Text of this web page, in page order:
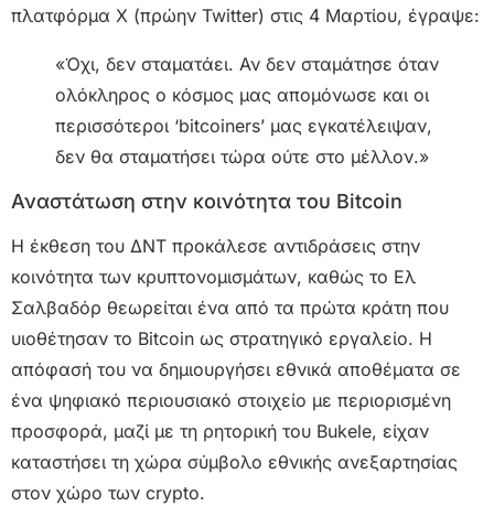
πλατφόρμα X (πρώην Twitter) στις 4 Μαρτίου, έγραψε:
«Όχι, δεν σταματάει. Αν δεν σταμάτησε όταν
ολόκληρος ο κόσμος μας απομόνωσε και οι
περισσότεροι ‘bitcoiners’ μας εγκατέλειψαν,
δεν θα σταματήσει τώρα ούτε στο μέλλον.»
Αναστάτωση στην κοινότητα του Bitcoin
Η έκθεση του ΔΝΤ προκάλεσε αντιδράσεις στην
κοινότητα των κρυπτονομισμάτων, καθώς το Ελ
Σαλβαδόρ θεωρείται ένα από τα πρώτα κράτη που
υιοθέτησαν το Bitcoin ως στρατηγικό εργαλείο. Η
απόφασή του να δημιουργήσει εθνικά αποθέματα σε
ένα ψηφιακό περιουσιακό στοιχείο με περιορισμένη
προσφορά, μαζί με τη ρητορική του Bukele, είχαν
καταστήσει τη χώρα σύμβολο εθνικής ανεξαρτησίας
στον χώρο των crypto.